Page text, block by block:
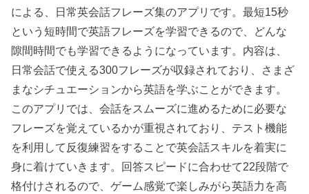
による、日常英会話フレーズ集のアプリです。最短15秒
という短時間で英語フレーズを学習できるので、どんな
隙間時間でも学習できるようになっています。内容は、
日常会話で使える300フレーズが収録されており、さまざ
まなシチュエーションから英語を学ぶことができます。
このアプリでは、会話をスムーズに進めるために必要な
フレーズを覚えているかが重視されており、テスト機能
を利用して反復練習をすることで英会話スキルを着実に
身に着けていきます。回答スピードに合わせて22段階で
格付けされるので、ゲーム感覚で楽しみがら英語力を高